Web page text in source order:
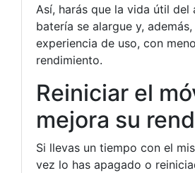
Así, harás que la vida útil del
batería se alargue y,
experiencia de uso, con
rendimiento.
Reiniciar el
mejora su
Si llevas un tiempo con el
vez lo has apagado o